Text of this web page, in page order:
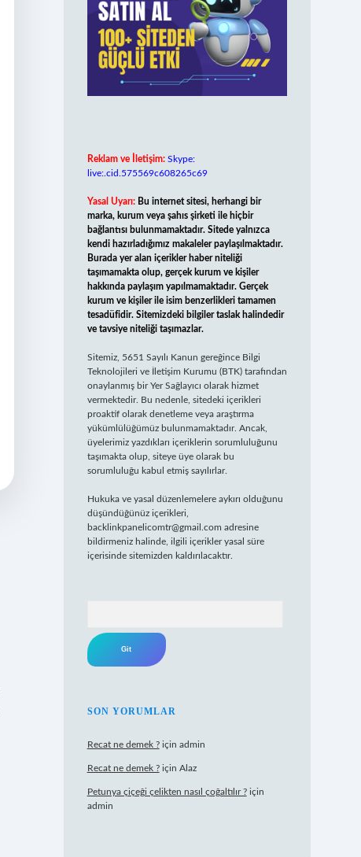
Reklam ve İletişim: Skype:
live:.cid.575569c608265c69
Yasal Uyarı: Bu internet sitesi, herhangi bir
marka, kurum veya şahıs şirketi ile hiçbir
bağlantısı bulunmamaktadır. Sitede yalnızca
kendi hazırladığımız makaleler paylaşılmaktadır.
Burada yer alan içerikler haber niteliği
taşımamakta olup, gerçek kurum ve kişiler
hakkında paylaşım yapılmamaktadır. Gerçek
kurum ve kişiler ile isim benzerlikleri tamamen
tesadüfidir. Sitemizdeki bilgiler taslak halindedir
ve tavsiye niteliği taşımazlar.
Sitemiz, 5651 Sayılı Kanun gereğince Bilgi
Teknolojileri ve İletişim Kurumu (BTK) tarafından
onaylanmış bir Yer Sağlayıcı olarak hizmet
vermektedir. Bu nedenle, sitedeki içerikleri
proaktif olarak denetleme veya araştırma
yükümlülüğümüz bulunmamaktadır. Ancak,
üyelerimiz yazdıkları içeriklerin sorumluluğunu
taşımakta olup, siteye üye olarak bu
sorumluluğu kabul etmiş sayılırlar.
Hukuka ve yasal düzenlemelere aykırı olduğunu
düşündüğünüz içerikleri,
backlinkpanelicomtr@gmail.com adresine
bildirmeniz halinde, ilgili içerikler yasal süre
içerisinde sitemizden kaldırılacaktır.
SON YORUMLAR
Recat ne demek ?için admin
Recat ne demek ?için Alaz
Petunya çiçeği çelikten nasıl çoğaltılır ?için
admin